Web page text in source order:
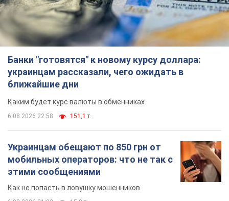
Украинцам обещают по 850 грн от
мобильных операторов: что не так с
этими сообщениями
Как не попасть в ловушку мошенников
6.08.2026 21:02 15,8 т.
Самый дорогой футболист
"Динамо" забил "Карабаху" уже на
6.08.2026 20:48